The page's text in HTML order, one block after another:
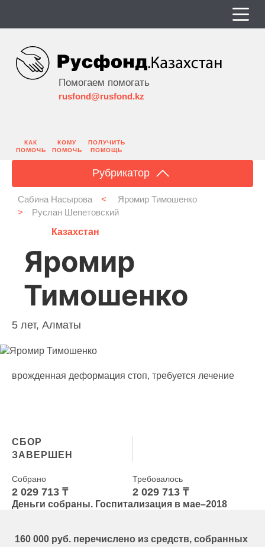
Помогаем помогать
rusfond@rusfond.kz
КАК
ПОМОЧЬ
КОМУ
ПОМОЧЬ
ПОЛУЧИТЬ
ПОМОЩЬ
Рубрикатор
Сабина Насырова <
Яромир Тимошенко
>
Руслан Шепетовский
Казахстан
Яромир
Тимошенко
5 лет, Алматы
врожденная деформация стоп, требуется лечение
СБОР
ЗАВЕРШЕН
Собрано
2 029 713 ₸
Требовалось
2 029 713 ₸
Деньги собраны. Госпитализация в мае–2018
160 000 руб. перечислено из средств, собранных